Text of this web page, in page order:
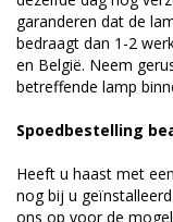
garanderen dat de
bedraagt dan 1-2
en België. Neem
betreffende lamp
Spoedbestelling
Heeft u haast met
nog bij u
ons op voor de